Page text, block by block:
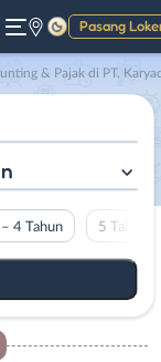
Pasang
Gelap
Pajak di PT. Karyadeka Alam
4 Tahun 5 Tahun